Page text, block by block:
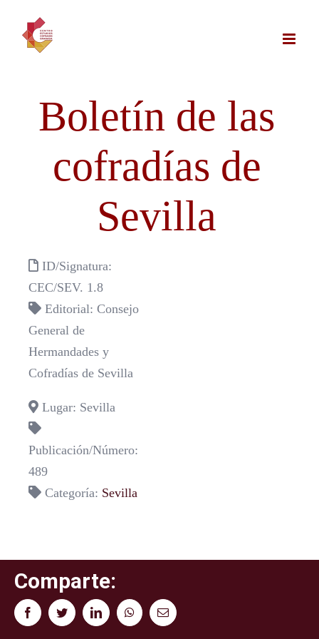
contenido
Boletín de las
cofradías de
Sevilla
ID/Signatura:
CEC/SEV. 1.8
Editorial: Consejo
General de
Hermandades y
Cofradías de Sevilla
Lugar: Sevilla
Publicación/Número:
489
Categoría: Sevilla
Comparte:
FacebookTwitterLinkedInWhatsAppCorreo
electrónico